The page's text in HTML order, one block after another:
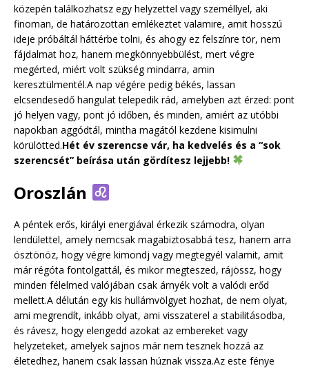
közepén találkozhatsz egy helyzettel vagy személlyel, aki
finoman, de határozottan emlékeztet valamire, amit hosszú
ideje próbáltál háttérbe tolni, és ahogy ez felszínre tör, nem
fájdalmat hoz, hanem megkönnyebbülést, mert végre
megérted, miért volt szükség mindarra, amin
keresztülmentél.A nap végére pedig békés, lassan
elcsendesedő hangulat telepedik rád, amelyben azt érzed: pont
jó helyen vagy, pont jó időben, és minden, amiért az utóbbi
napokban aggódtál, mintha magától kezdene kisimulni
körülötted.Hét év szerencse vár, ha kedvelés és a “sok
szerencsét” beírása után gördítesz lejjebb!
Oroszlán
A péntek erős, királyi energiával érkezik számodra, olyan
lendülettel, amely nemcsak magabiztosabbá tesz, hanem arra
ösztönöz, hogy végre kimondj vagy megtegyél valamit, amit
már régóta fontolgattál, és mikor megteszed, rájössz, hogy
minden félelmed valójában csak árnyék volt a valódi erőd
mellett.A délután egy kis hullámvölgyet hozhat, de nem olyat,
ami megrendít, inkább olyat, ami visszaterel a stabilitásodba,
és rávesz, hogy elengedd azokat az embereket vagy
helyzeteket, amelyek sajnos már nem tesznek hozzá az
életedhez, hanem csak lassan húznak vissza.Az este fénye